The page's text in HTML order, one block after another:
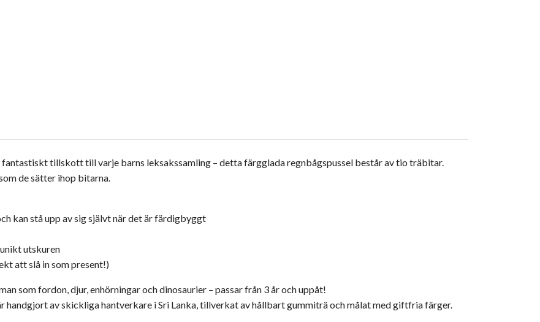
tillskott till varje barns leksakssamling – detta färgglada regnbågspussel består av tio träbitar.
de sätter ihop bitarna.
kan stå upp av sig självt när det är färdigbyggt
utskuren
att slå in som present!)
som fordon, djur, enhörningar och dinosaurier – passar från 3 år och uppåt!
av skickliga hantverkare i Sri Lanka, tillverkat av hållbart gummiträ och målat med giftfria färger.